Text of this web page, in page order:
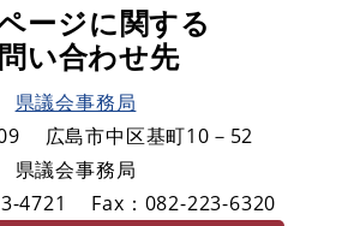
ージに関する
い合わせ先
県議会事務局
広島市中区基町10－52
県議会事務局
4721
Fax：082-223-6320